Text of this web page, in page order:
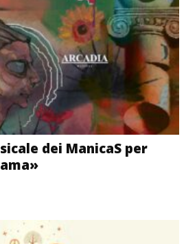
dei ManicaS per